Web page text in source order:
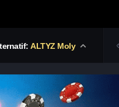
ALTYZ Moly